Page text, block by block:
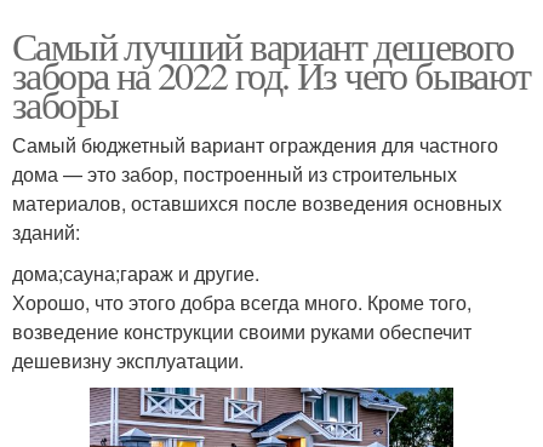
Самый лучший вариант дешевого
забора на 2022 год. Из чего бывают
заборы
Самый бюджетный вариант ограждения для частного
дома — это забор, построенный из строительных
материалов, оставшихся после возведения основных
зданий:
дома;сауна;гараж и другие.
Хорошо, что этого добра всегда много. Кроме того,
возведение конструкции своими руками обеспечит
дешевизну эксплуатации.